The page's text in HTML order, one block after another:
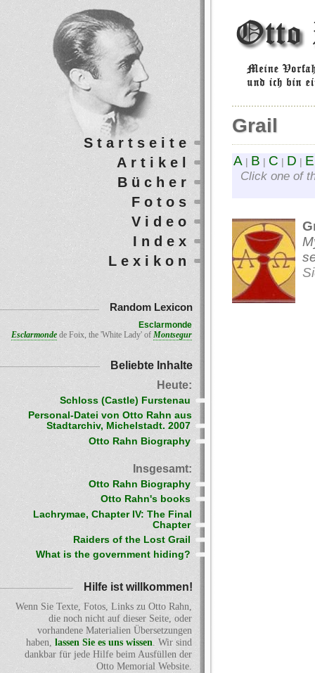
Grail
A B C D E
Click one of
Startseite
Artikel
Bücher
Fotos
Video
Index
Lexikon
Random Lexicon
Esclarmonde
Esclarmonde de Foix, the 'White Lady' of Montsegur
Beliebte Inhalte
Heute:
Schloss (Castle) Furstenau
Personal-Datei von Otto Rahn aus
Stadtarchiv, Michelstadt. 2007
Otto Rahn Biography
Insgesamt:
Otto Rahn Biography
Otto Rahn's books
Lachrymae, Chapter IV: The Final
Chapter
Raiders of the Lost Grail
What is the government hiding?
Hilfe ist willkommen!
Wenn Sie Texte, Fotos, Links zu Otto Rahn,
die noch nicht auf dieser Seite, oder
vorhandene Materialien Übersetzungen
haben, lassen Sie es uns wissen. Wir sind
dankbar für jede Hilfe beim Ausfüllen der
Otto Memorial Website.